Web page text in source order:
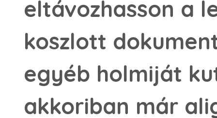
eltávozhasson a
koszlott
egyéb holmiját
akkoriban már